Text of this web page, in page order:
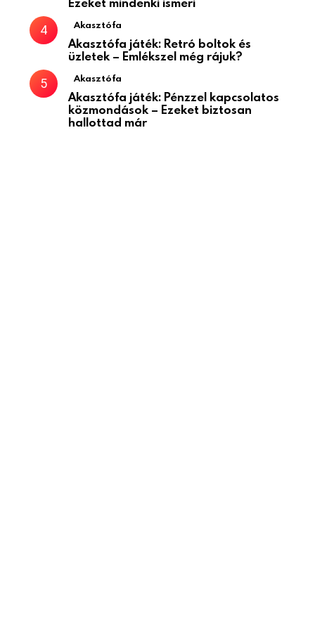
Akasztófa
Akasztófa játék: Retró boltok és
üzletek – Emlékszel még rájuk?
Akasztófa
Akasztófa játék: Pénzzel kapcsolatos
közmondások – Ezeket biztosan
hallottad már